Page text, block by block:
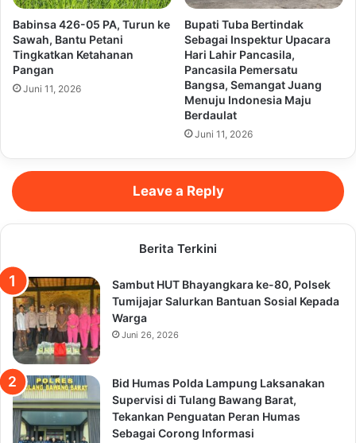
Babinsa 426-05 PA, Turun ke
Sawah, Bantu Petani
Tingkatkan Ketahanan
Pangan
Juni 11, 2026
Bupati Tuba Bertindak
Sebagai Inspektur Upacara
Hari Lahir Pancasila,
Pancasila Pemersatu
Bangsa, Semangat Juang
Menuju Indonesia Maju
Berdaulat
Juni 11, 2026
Leave a Reply
Berita Terkini
Sambut HUT Bhayangkara ke-80, Polsek
Tumijajar Salurkan Bantuan Sosial Kepada
Warga
Juni 26, 2026
Bid Humas Polda Lampung Laksanakan
Supervisi di Tulang Bawang Barat,
Tekankan Penguatan Peran Humas
Sebagai Corong Informasi